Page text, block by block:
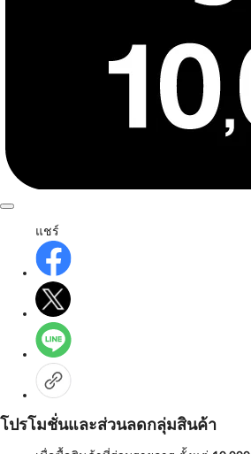
แชร์
โปรโมชั่นและส่วนลดกลุ่มสินค้า